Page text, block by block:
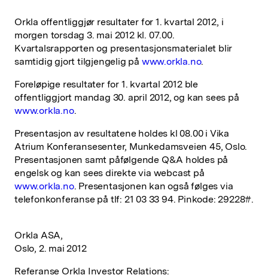
Orkla offentliggjør resultater for 1. kvartal 2012, i
morgen torsdag 3. mai 2012 kl. 07.00.
Kvartalsrapporten og presentasjonsmaterialet blir
samtidig gjort tilgjengelig på www.orkla.no.
Foreløpige resultater for 1. kvartal 2012 ble
offentliggjort mandag 30. april 2012, og kan sees på
www.orkla.no.
Presentasjon av resultatene holdes kl 08.00 i Vika
Atrium Konferansesenter, Munkedamsveien 45, Oslo.
Presentasjonen samt påfølgende Q&A holdes på
engelsk og kan sees direkte via webcast på
www.orkla.no. Presentasjonen kan også følges via
telefonkonferanse på tlf: 21 03 33 94. Pinkode: 29228#.
Orkla ASA,
Oslo, 2. mai 2012
Referanse Orkla Investor Relations: